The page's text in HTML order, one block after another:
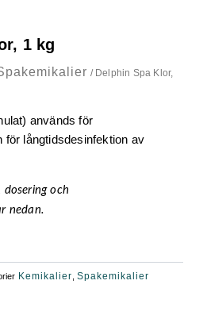
1 kg
/ Delphin Spa Klor,
används för
för långtidsdesinfektion av
dosering och
nedan.
Kemikalier ,Spakemikalier